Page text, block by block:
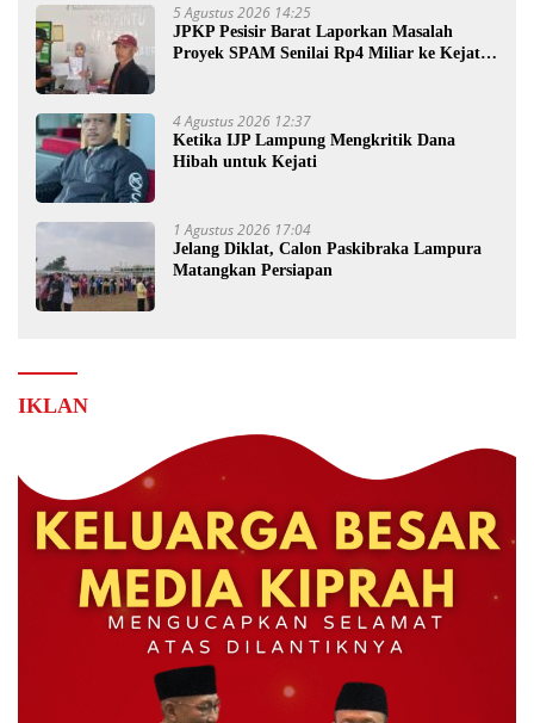
5 Agustus 2026 14:25
JPKP Pesisir Barat Laporkan Masalah
Proyek SPAM Senilai Rp4 Miliar ke Kejati
4 Agustus 2026 12:37
Ketika IJP Lampung Mengkritik Dana
Hibah untuk Kejati
1 Agustus 2026 17:04
Jelang Diklat, Calon Paskibraka Lampura
Matangkan Persiapan
IKLAN